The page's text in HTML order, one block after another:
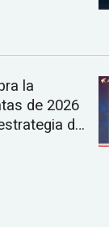
la
de 2026
de